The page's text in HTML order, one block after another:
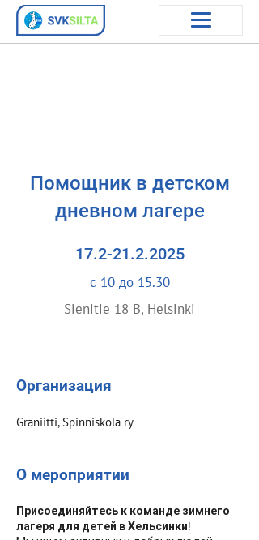
Помощник в детском
дневном лагере
17.2-21.2.2025
с 10 до 15.30
Sienitie 18 B, Helsinki
Организация
Graniitti, Spinniskola ry
О мероприятии
Присоединяйтесь к команде зимнего
лагеря для детей в Хельсинки!